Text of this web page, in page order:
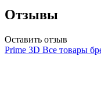
Отзывы
Оставить отзыв
Prime 3D Все товары